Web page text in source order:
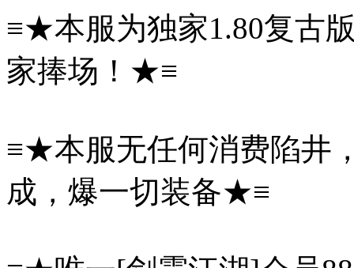
≡★本服为独家1.80复古
家捧场！★≡
≡★本服无任何消费陷井
成，爆一切装备★≡